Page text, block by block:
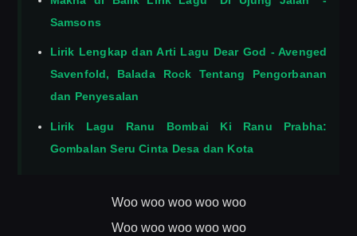
Samsons
Lirik Lengkap dan Arti Lagu Dear God - Avenged
Savenfold, Balada Rock Tentang Pengorbanan
dan Penyesalan
Lirik Lagu Ranu Bombai Ki Ranu Prabha:
Gombalan Seru Cinta Desa dan Kota
Woo woo woo woo woo
Woo woo woo woo woo